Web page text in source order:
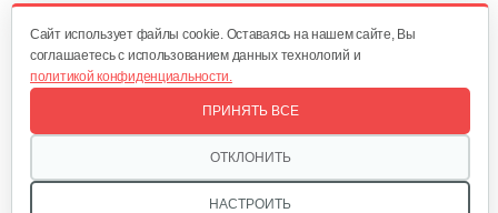
300 руб Смотреть
Насос погружной AL-KO Drain 10000 Comfort
Cайт использует файлы cookie. Оставаясь на нашем сайте, Вы
соглашаетесь с использованием данных технологий и
политикой конфиденциальности.
НАСТРОИТЬ
ОТКЛОНИТЬ
ПРИНЯТЬ ВСЕ